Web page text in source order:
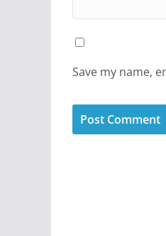
Save my name,